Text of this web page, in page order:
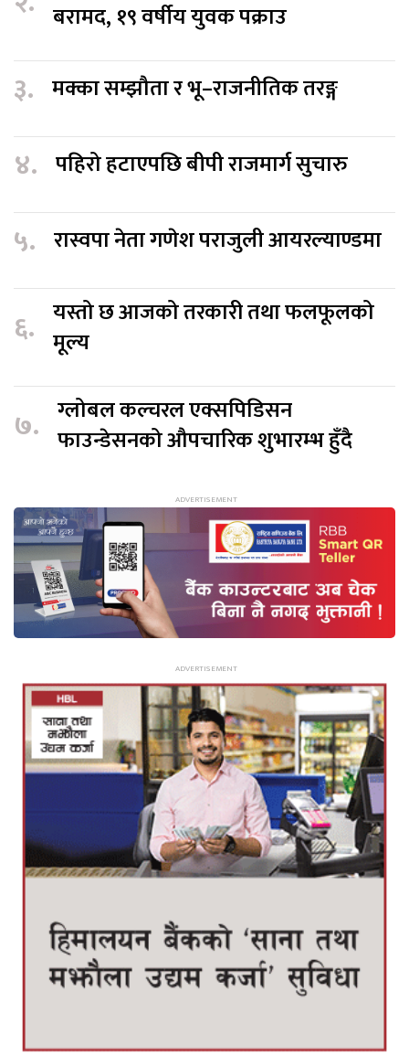
बरामद, १९ वर्षीय युवक पक्राउ
३. मक्का सम्झौता र भू–राजनीतिक तरङ्ग
४. पहिरो हटाएपछि बीपी राजमार्ग सुचारु
५. रास्वपा नेता गणेश पराजुली आयरल्याण्डमा
६. यस्तो छ आजको तरकारी तथा फलफूलको
मूल्य
७. ग्लोबल कल्चरल एक्सपिडिसन
फाउन्डेसनको औपचारिक शुभारम्भ हुँदै